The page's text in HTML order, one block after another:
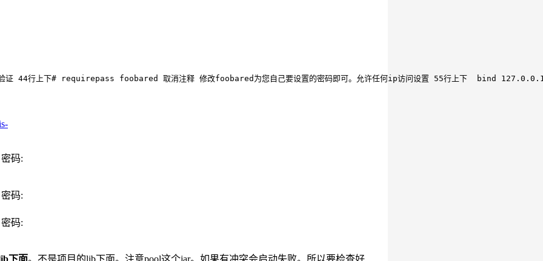
验证 44行上下# requirepass foobared 取消注释 修改foobared为您自己要设置的密码即可。允许任何ip访问设置 55行上下  bind
密码:
密码:
密码:
下面。不是项目的lib下面。注意pool这个jar。如果有冲突会启动失败。所以要检查好